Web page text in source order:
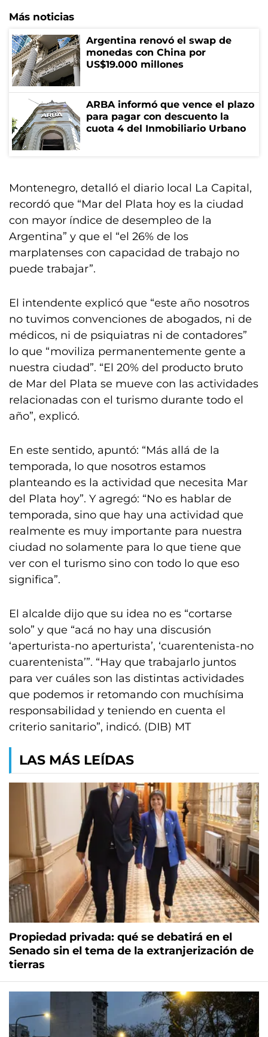
Más noticias
Argentina renovó el swap de
monedas con China por
US$19.000 millones
ARBA informó que vence el plazo
para pagar con descuento la
cuota 4 del Inmobiliario Urbano
Montenegro, detalló el diario local La Capital,
recordó que “Mar del Plata hoy es la ciudad
con mayor índice de desempleo de la
Argentina” y que el “el 26% de los
marplatenses con capacidad de trabajo no
puede trabajar”.
El intendente explicó que “este año nosotros
no tuvimos convenciones de abogados, ni de
médicos, ni de psiquiatras ni de contadores”
lo que “moviliza permanentemente gente a
nuestra ciudad”. “El 20% del producto bruto
de Mar del Plata se mueve con las actividades
relacionadas con el turismo durante todo el
año”, explicó.
En este sentido, apuntó: “Más allá de la
temporada, lo que nosotros estamos
planteando es la actividad que necesita Mar
del Plata hoy”. Y agregó: “No es hablar de
temporada, sino que hay una actividad que
realmente es muy importante para nuestra
ciudad no solamente para lo que tiene que
ver con el turismo sino con todo lo que eso
significa”.
El alcalde dijo que su idea no es “cortarse
solo” y que “acá no hay una discusión
‘aperturista-no aperturista’, ‘cuarentenista-no
cuarentenista’”. “Hay que trabajarlo juntos
para ver cuáles son las distintas actividades
que podemos ir retomando con muchísima
responsabilidad y teniendo en cuenta el
criterio sanitario”, indicó. (DIB) MT
LAS MÁS LEÍDAS
Propiedad privada: qué se debatirá en el
Senado sin el tema de la extranjerización de
tierras